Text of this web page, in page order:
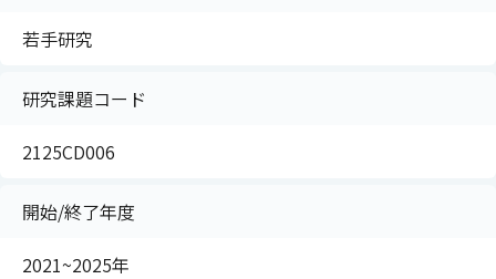
若手研究
研究課題コード
2125CD006
開始/終了年度
2021~2025年